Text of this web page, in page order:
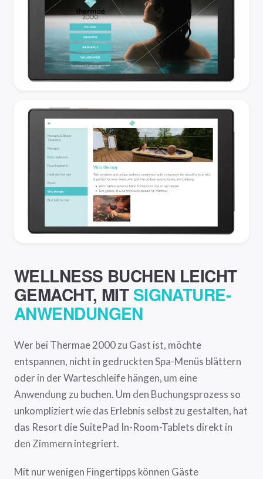
WELLNESS BUCHEN LEICHT
GEMACHT, MITSIGNATURE-
ANWENDUNGEN
Wer bei Thermae 2000 zu Gast ist, möchte
entspannen, nicht in gedruckten Spa-Menüs blättern
oder in der Warteschleife hängen, um eine
Anwendung zu buchen. Um den Buchungsprozess so
unkompliziert wie das Erlebnis selbst zu gestalten, hat
das Resort die SuitePad In-Room-Tablets direkt in
den Zimmern integriert.
Mit nur wenigen Fingertipps können Gäste